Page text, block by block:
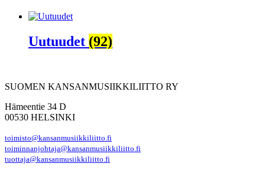
Uutuudet (92)
SUOMEN KANSANMUSIIKKILIITTO RY
Hämeentie 34 D
00530 HELSINKI
toimisto@kansanmusiikkiliitto.fi
toiminnanjohtaja@kansanmusiikkiliitto.fi
tuottaja@kansanmusiikkiliitto.fi